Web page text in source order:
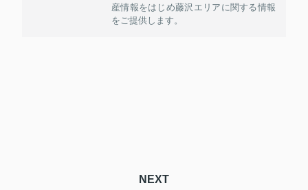
産情報をはじめ藤沢エリアに関する情報
をご提供します。
NEXT